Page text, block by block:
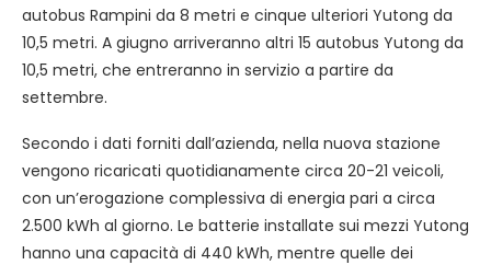
autobus Rampini da 8 metri e cinque ulteriori Yutong da
10,5 metri. A giugno arriveranno altri 15 autobus Yutong da
10,5 metri, che entreranno in servizio a partire da
settembre.
Secondo i dati forniti dall’azienda, nella nuova stazione
vengono ricaricati quotidianamente circa 20-21 veicoli,
con un’erogazione complessiva di energia pari a circa
2.500 kWh al giorno. Le batterie installate sui mezzi Yutong
hanno una capacità di 440 kWh, mentre quelle dei